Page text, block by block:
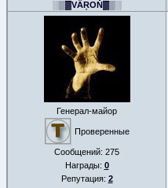
░▒▓VÄŖOŇ▓▒░
Генерал-майор
Проверенные
Сообщений: 275
Награды: 0
Репутация: 2